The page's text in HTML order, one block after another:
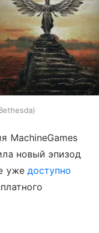
MachineGames
новый эпизод
уже доступно